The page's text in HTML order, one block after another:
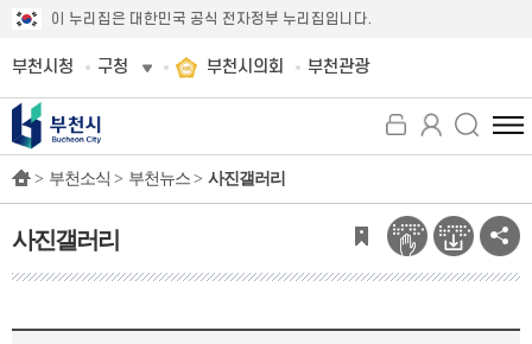
이 누리집은 대한민국 공식 전자정부 누리집입니다.
부천시청 구청 부천시의회 부천관광
전
체
뉴
보
기
> 부천소식 > 부천뉴스 > 사진갤러리
사진갤러리